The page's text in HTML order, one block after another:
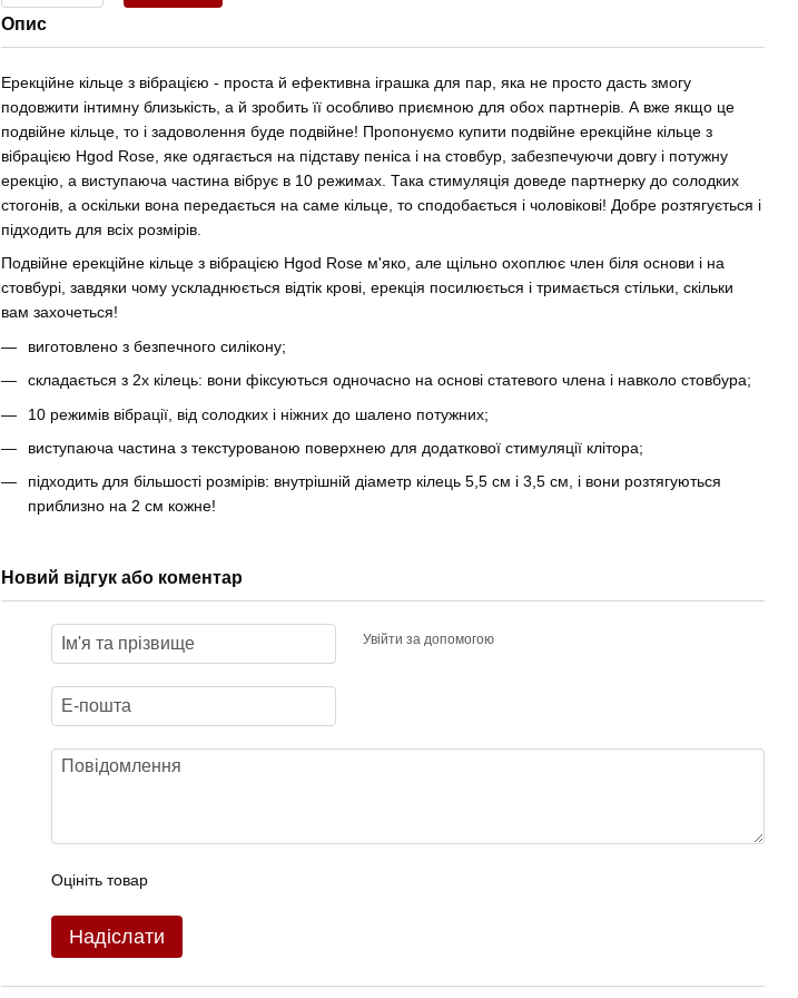
Опис
Ерекційне кільце з вібрацією - проста й ефективна іграшка для пар, яка не просто дасть змогу
подовжити інтимну близькість, а й зробить її особливо приємною для обох партнерів. А вже якщо це
подвійне кільце, то і задоволення буде подвійне! Пропонуємо купити подвійне ерекційне кільце з
вібрацією Hgod Rose, яке одягається на підставу пеніса і на стовбур, забезпечуючи довгу і потужну
ерекцію, а виступаюча частина вібрує в 10 режимах. Така стимуляція доведе партнерку до солодких
стогонів, а оскільки вона передається на саме кільце, то сподобається і чоловікові! Добре розтягується і
підходить для всіх розмірів.
Подвійне ерекційне кільце з вібрацією Hgod Rose м'яко, але щільно охоплює член біля основи і на
стовбурі, завдяки чому ускладнюється відтік крові, ерекція посилюється і тримається стільки, скільки
вам захочеться!
виготовлено з безпечного силікону;
складається з 2х кілець: вони фіксуються одночасно на основі статевого члена і навколо стовбура;
10 режимів вібрації, від солодких і ніжних до шалено потужних;
виступаюча частина з текстурованою поверхнею для додаткової стимуляції клітора;
підходить для більшості розмірів: внутрішній діаметр кілець 5,5 см і 3,5 см, і вони розтягуються
приблизно на 2 см кожне!
Новий відгук або коментар
Увійти за допомогою
Оцініть товар
Надіслати